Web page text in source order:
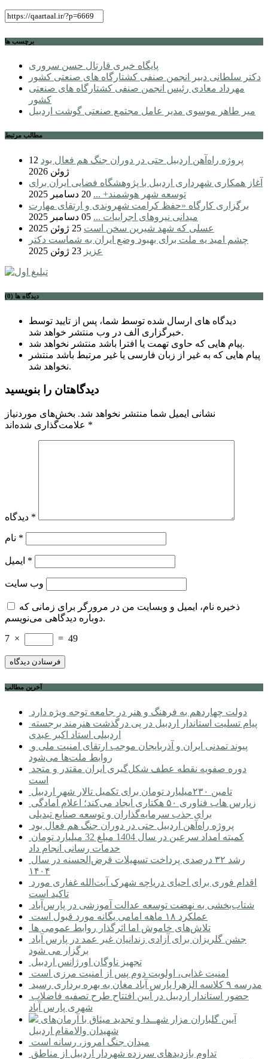
برچسب ها
پایگاه خبری قارتال حسن سروری
دکتر سلطانی دبیر انجمن صنفی کشتارگاه های صنعتی کشور
مهرداد معادی رئیس انجمن صنفی کشتارگاه های صنعتی
کشور
میر طاهر موسوی مدیر عامل مجتمع صنعتی گوشت اردبیل
مطالب مرتبط
پروژه راه‌آهن اردبیل حتی در دوران جنگ هم فعال بود 12
ژوئن 2026
آغاز همکاری شهرداری اردبیل با پژوهشگاه فضایی ایران برای
توسعه شهر هوشمند+ ... 20 دسامبر 2025
برگزاری کارگاه «حفظ کرامت شهروندی و ارتقای مهارت
میدانی نیروهای اجراییات ... 05 دسامبر 2025
عسلی که شهد شیرین سخن است 25 ژوئن 2025
چشم امید یه ملت برای بهبود وضع ایران به شماست دکتر
عزیز 23 ژوئن 2025
دیدگاه ها (0)
دیدگاه های ارسال شده توسط شما، پس از تایید توسط
خبرگزاری الف در وب منتشر خواهد شد.
پیام هایی که حاوی تهمت یا افترا باشد منتشر نخواهد شد.
پیام هایی که به غیر از زبان فارسی یا غیر مرتبط باشد منتشر
نخواهد شد.
دیدگاهتان را بنویسید
نشانی ایمیل شما منتشر نخواهد شد. بخش‌های موردنیاز
*
*
*
*
وب‌ سایت
ذخیره نام، ایمیل و وبسایت من در مرورگر برای زمانی که
دوباره دیدگاهی می‌نویسم.
7 × = 49
آخرین مطالب
دولت چهاردهم به فرهنگ و هنر در جامعه توجه ویژه دارد
اردبیلی استاد اکبر عبدی
روابط ملت‌ها می‌شود
است
تامین ۲۳۰میلیارد تومان برای تکمیل تالار شهر اردبیل
برای جذب سرمایه‌گذاران و توسعه صنایع تبدیلی
پروژه راه‌آهن اردبیل حتی در دوران جنگ هم فعال بود
خدمات رسانی انجام داد
۱۴۰۴
تاکید است
شتاب‌بخشی به نهضت توسعه عدالت آموزشی در پارس‌آباد
عملکرد ۱۸ ماهه امامی یگانه مورد قبول است
تلاش‌های خاموش اما اثرگذار روابط عمومی ها
برگزار می شود
تجهیز ناوگان اورژانس اردبیل
امنیت غذایی، اولویت دوم پس از امنیت مرزی است
مدرسه ۹ کلاسه الزهرا پارس آباد مغان به بهره برداری رسید
شهری پارس آباد
شهیدان والامقام اردبیل
میدان جنگ امروز، رسانه است
تداوم بازدیدهای سرزده شهردار اردبیل از مناطق